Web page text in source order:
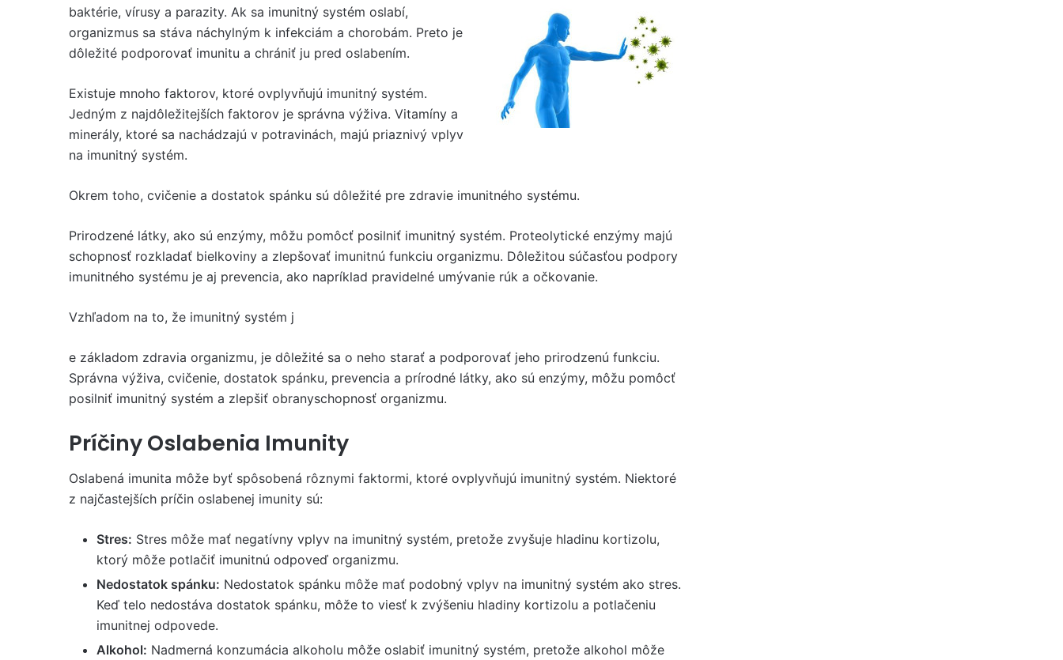
baktérie, vírusy a parazity. Ak sa imunitný systém oslabí,
organizmus sa stáva náchylným k infekciám a chorobám. Preto je
dôležité podporovať imunitu a chrániť ju pred oslabením.
Existuje mnoho faktorov, ktoré ovplyvňujú imunitný systém.
Jedným z najdôležitejších faktorov je správna výživa. Vitamíny a
minerály, ktoré sa nachádzajú v potravinách, majú priaznivý vplyv
na imunitný systém.
Okrem toho, cvičenie a dostatok spánku sú dôležité pre zdravie imunitného systému.
Prirodzené látky, ako sú enzýmy, môžu pomôcť posilniť imunitný systém. Proteolytické enzýmy majú
schopnosť rozkladať bielkoviny a zlepšovať imunitnú funkciu organizmu. Dôležitou súčasťou podpory
imunitného systému je aj prevencia, ako napríklad pravidelné umývanie rúk a očkovanie.
Vzhľadom na to, že imunitný systém j
e základom zdravia organizmu, je dôležité sa o neho starať a podporovať jeho prirodzenú funkciu.
Správna výživa, cvičenie, dostatok spánku, prevencia a prírodné látky, ako sú enzýmy, môžu pomôcť
posilniť imunitný systém a zlepšiť obranyschopnosť organizmu.
Príčiny Oslabenia Imunity
Oslabená imunita môže byť spôsobená rôznymi faktormi, ktoré ovplyvňujú imunitný systém. Niektoré
z najčastejších príčin oslabenej imunity sú:
Stres: Stres môže mať negatívny vplyv na imunitný systém, pretože zvyšuje hladinu kortizolu,
ktorý môže potlačiť imunitnú odpoveď organizmu.
Nedostatok spánku: Nedostatok spánku môže mať podobný vplyv na imunitný systém ako stres.
Keď telo nedostáva dostatok spánku, môže to viesť k zvýšeniu hladiny kortizolu a potlačeniu
imunitnej odpovede.
Alkohol: Nadmerná konzumácia alkoholu môže oslabiť imunitný systém, pretože alkohol môže